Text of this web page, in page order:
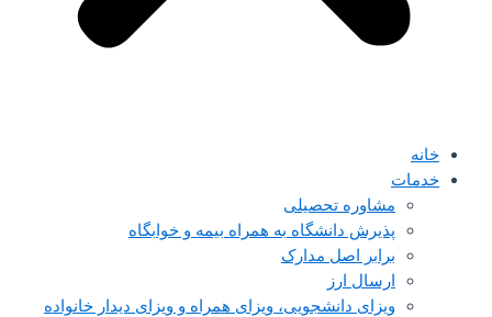
خانه
خدمات
مشاوره تحصیلی
پذیرش دانشگاه به همراه بیمه و خوابگاه
برابر اصل مدارک
ارسال ارز
ویزای دانشجویی، ویزای همراه و ویزای دیدار خانواده